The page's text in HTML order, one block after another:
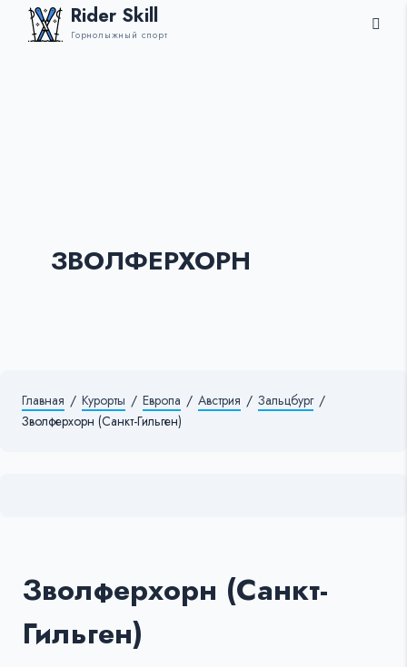
Rider Skill
Горнолыжный спорт
ЗВОЛФЕРХОРН
Главная / Курорты / Европа / Австрия / Зальцбург /
Зволферхорн (Санкт-Гильген)
Зволферхорн (Санкт-
Гильген)